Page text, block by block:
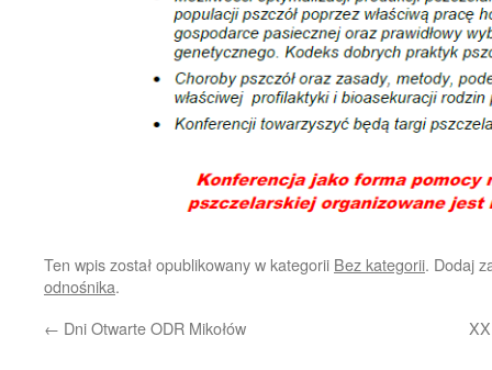
Ten wpis został opublikowany w kategorii Bez kategorii. Dodaj
odnośnika.
← Dni Otwarte ODR Mikołów